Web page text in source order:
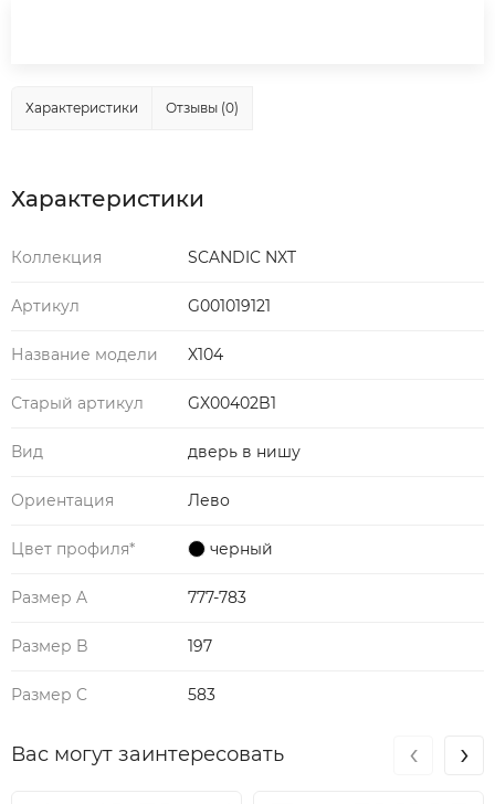
Характеристики Отзывы (0)
Характеристики
Коллекция SCANDIC NXT
Артикул G001019121
Название модели X104
Старый артикул GX00402B1
Вид дверь в нишу
Ориентация Лево
Цвет профиля* черный
Размер A 777-783
Размер B 197
Размер C 583
Вас могут заинтересовать ‹ ›